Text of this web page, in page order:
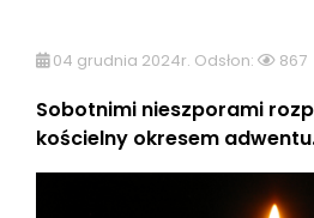
04 grudnia 2024r. Odsłon: 867
Sobotnimi nieszporami
kościelny okresem